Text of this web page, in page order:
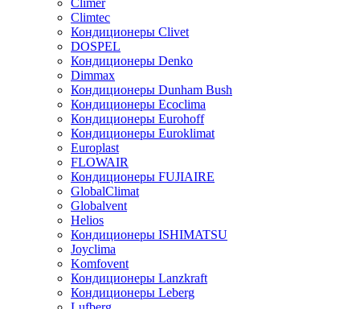
Climer
Climtec
Кондиционеры Clivet
DOSPEL
Кондиционеры Denko
Dimmax
Кондиционеры Dunham Bush
Кондиционеры Ecoclima
Кондиционеры Eurohoff
Кондиционеры Euroklimat
Europlast
FLOWAIR
Кондиционеры FUJIAIRE
GlobalClimat
Globalvent
Helios
Кондиционеры ISHIMATSU
Joyclima
Komfovent
Кондиционеры Lanzkraft
Кондиционеры Leberg